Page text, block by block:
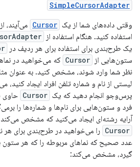
SimpleCursorAdapter
وقتی داده‌های شما از یک Cursor می‌آیند،
استفاده کنید. هنگام استفاده از
یک طرح‌بندی برای استفاده برای هر ردیف در
ستون‌هایی از Cursor که می‌خواهید در
نظر شما وارد شوند، مشخص کنید. به عنوان
لیستی از نام و شماره تلفن افراد ایجاد کنید،
پرس‌وجو انجام دهید که یک Cursor حاوی
فرد و ستون‌هایی برای نام‌ها و شماره‌ها را
آرایه رشته‌ای ایجاد می‌کنید که مشخص می‌کند
Cursor را می‌خواهید در طرح‌بندی برای هر
عدد صحیح که نماهای مربوطه را که هر ستون
گیرد، مشخص می‌کند: